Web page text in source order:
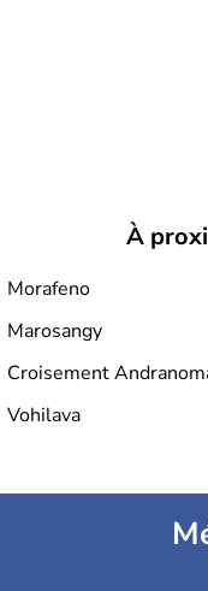
À
Morafeno
Marosangy
Croisement
Vohilava